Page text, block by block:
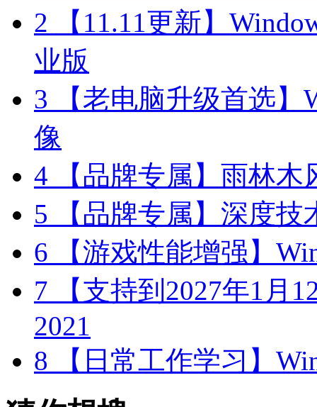
2 【11.11更新】
业版
3 【老电脑升级首选】
像
4 【品牌专属】雨林木
5 【品牌专属】深度技
6 【游戏性能增强】
7 【支持到2027年1月
2021
8 【日常工作学习】